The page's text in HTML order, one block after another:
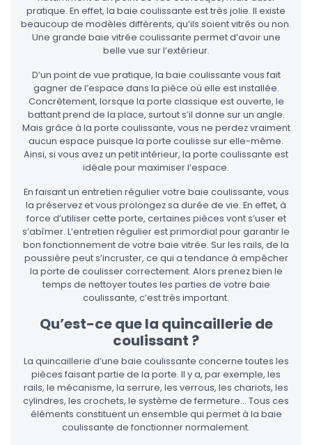
pratique. En effet, la baie coulissante est très jolie. Il existe
beaucoup de modèles différents, qu’ils soient vitrés ou non.
Une grande baie vitrée coulissante permet d’avoir une
belle vue sur l’extérieur.
D’un point de vue pratique, la baie coulissante vous fait
gagner de l’espace dans la pièce où elle est installée.
Concrètement, lorsque la porte classique est ouverte, le
battant prend de la place, surtout s’il donne sur un angle.
Mais grâce à la porte coulissante, vous ne perdez vraiment
aucun espace puisque la porte coulisse sur elle-même.
Ainsi, si vous avez un petit intérieur, la porte coulissante est
idéale pour maximiser l’espace.
En faisant un entretien régulier votre baie coulissante, vous
la préservez et vous prolongez sa durée de vie. En effet, à
force d’utiliser cette porte, certaines pièces vont s’user et
s’abîmer. L’entretien régulier est primordial pour garantir le
bon fonctionnement de votre baie vitrée. Sur les rails, de la
poussière peut s’incruster, ce qui a tendance à empêcher
la porte de coulisser correctement. Alors prenez bien le
temps de nettoyer toutes les parties de votre baie
coulissante, c’est très important.
Qu’est-ce que la quincaillerie de
coulissant ?
La quincaillerie d’une baie coulissante concerne toutes les
pièces faisant partie de la porte. Il y a, par exemple, les
rails, le mécanisme, la serrure, les verrous, les chariots, les
cylindres, les crochets, le système de fermeture… Tous ces
éléments constituent un ensemble qui permet à la baie
coulissante de fonctionner normalement.